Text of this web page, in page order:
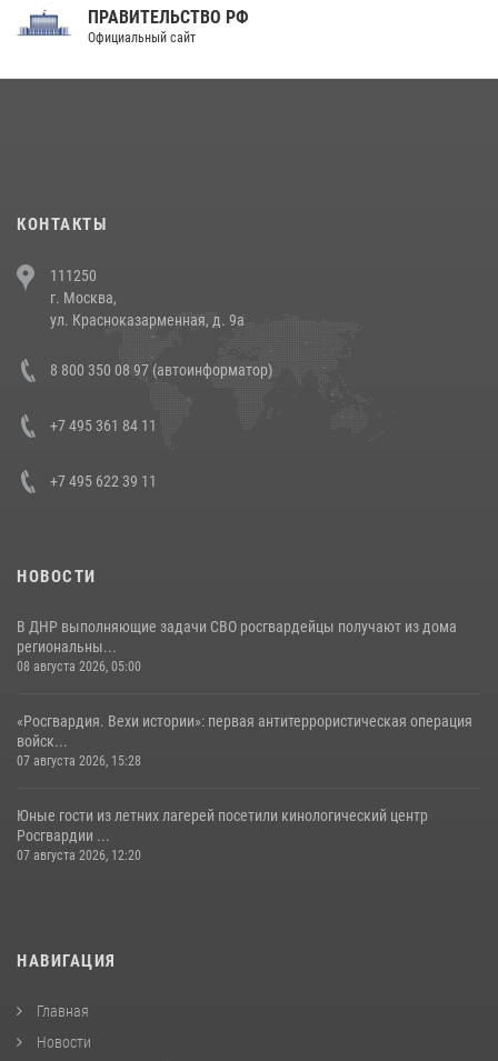
Праздник «Один день с Росгвардией» к 105-летию Центрального
напавших на бригаду скорой помощи (видео)
14 июля 2026, 12:20
В Росгвардии прошла военно-научная конференция по обобщению
боевого опыта
ПРАВИТЕЛЬСТВО РФ
Официальный сайт
КОНТАКТЫ
111250
г. Москва,
ул. Красноказарменная, д. 9а
8 800 350 08 97 (автоинформатор)
+7 495 361 84 11
+7 495 622 39 11
НОВОСТИ
В ДНР выполняющие задачи СВО росгвардейцы получают из дома
региональны...
08 августа 2026, 05:00
«Росгвардия. Вехи истории»: первая антитеррористическая операция
войск...
07 августа 2026, 15:28
Юные гости из летних лагерей посетили кинологический центр
Росгвардии ...
07 августа 2026, 12:20
НАВИГАЦИЯ
Главная
Новости